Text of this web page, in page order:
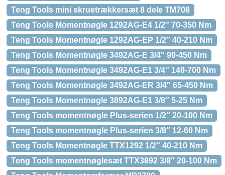
Teng Tools mini skruetrækkersæt 8 dele TM708
Teng Tools Momentnøgle 1292AG-E4 1/2″ 70-350 Nm
Teng Tools Momentnøgle 1292AG-EP 1/2″ 40-210 Nm
Teng Tools Momentnøgle 3492AG-E 3/4″ 90-450 Nm
Teng Tools Momentnøgle 3492AG-E1 3/4″ 140-700 Nm
Teng Tools Momentnøgle 3492AG-ER 3/4″ 65-450 Nm
Teng Tools Momentnøgle 3892AG-E1 3/8″ 5-25 Nm
Teng Tools momentnøgle Plus-serien 1/2″ 20-100 Nm
Teng Tools momentnøgle Plus-serien 3/8″ 12-60 Nm
Teng Tools Momentnøgle TTX1292 1/2″ 40-210 Nm
Teng Tools momentnøglesæt TTX3892 3/8″ 20-100 Nm